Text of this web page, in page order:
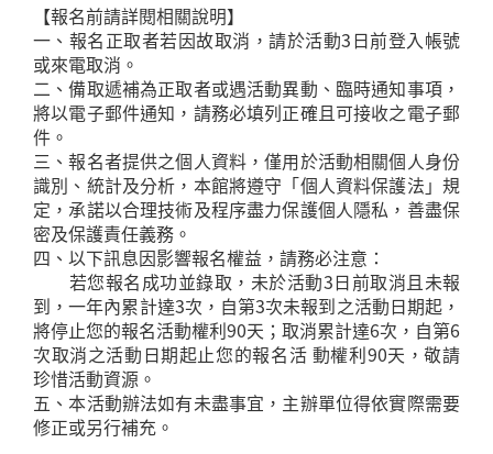
【報名前請詳閱相關說明】
一、報名正取者若因故取消，請於活動3日前登入帳號
或來電取消。
二、備取遞補為正取者或遇活動異動、臨時通知事項，
將以電子郵件通知，請務必填列正確且可接收之電子郵
件。
三、報名者提供之個人資料，僅用於活動相關個人身份
識別、統計及分析，本館將遵守「個人資料保護法」規
定，承諾以合理技術及程序盡力保護個人隱私，善盡保
密及保護責任義務。
四、以下訊息因影響報名權益，請務必注意：
若您報名成功並錄取，未於活動3日前取消且未報
到，一年內累計達3次，自第3次未報到之活動日期起，
將停止您的報名活動權利90天；取消累計達6次，自第6
次取消之活動日期起止您的報名活 動權利90天，敬請
珍惜活動資源。
五、本活動辦法如有未盡事宜，主辦單位得依實際需要
修正或另行補充。